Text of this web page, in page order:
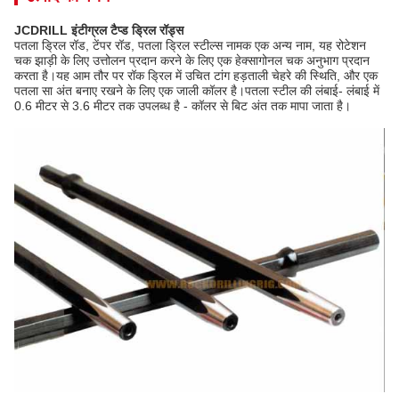
JCDRILL इंटीग्रल टैप्ड ड्रिल रॉड्स
पतला ड्रिल रॉड, टेंपर रॉड, पतला ड्रिल स्टील्स नामक एक अन्य नाम, यह रोटेशन
चक झाड़ी के लिए उत्तोलन प्रदान करने के लिए एक हेक्सागोनल चक अनुभाग प्रदान
करता है।यह आम तौर पर रॉक ड्रिल में उचित टांग हड़ताली चेहरे की स्थिति, और एक
पतला सा अंत बनाए रखने के लिए एक जाली कॉलर है।पतला स्टील की लंबाई- लंबाई में
0.6 मीटर से 3.6 मीटर तक उपलब्ध है - कॉलर से बिट अंत तक मापा जाता है।